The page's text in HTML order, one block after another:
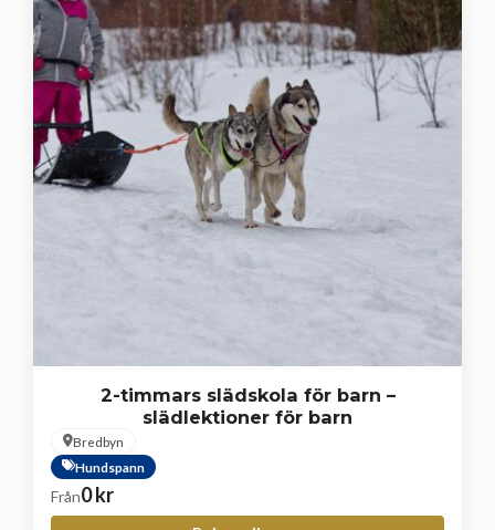
2-timmars slädskola för barn –
slädlektioner för barn
Bredbyn
Hundspann
Från0kr